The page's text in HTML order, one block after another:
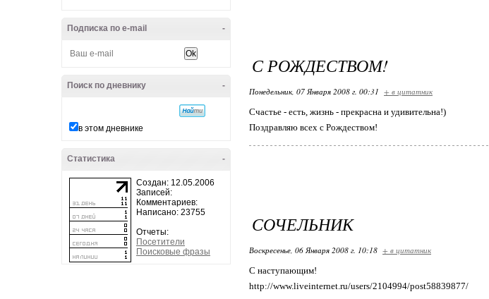
-
Подписка по e-mail
-
Поиск по дневнику
в этом дневнике
-
Статистика
Создан: 12.05.2006
Записей:
Комментариев:
Написано: 23755
Отчеты:
Посетители
Поисковые фразы
С РОЖДЕСТВОМ!
Понедельник, 07 Января 2008 г. 00:31 + в цитатник
Счастье - есть, жизнь - прекрасна и удивительна!)
Поздравляю всех с Рождеством!
СОЧЕЛЬНИК
Воскресенье, 06 Января 2008 г. 10:18 + в цитатник
С наступающим!
http://www.liveinternet.ru/users/2104994/post58839877/